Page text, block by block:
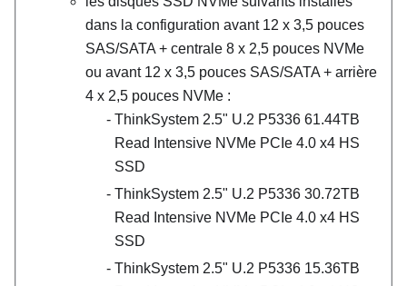
dans la configuration avant 12 x 3,5 pouces
SAS/SATA + centrale 8 x 2,5 pouces NVMe
ou avant 12 x 3,5 pouces SAS/SATA + arrière
4 x 2,5 pouces NVMe :
ThinkSystem 2.5" U.2 P5336 61.44TB
Read Intensive NVMe PCIe 4.0 x4 HS
SSD
ThinkSystem 2.5" U.2 P5336 30.72TB
Read Intensive NVMe PCIe 4.0 x4 HS
SSD
ThinkSystem 2.5" U.2 P5336 15.36TB